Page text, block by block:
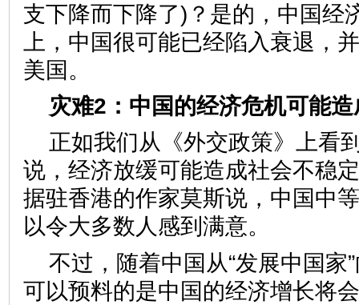
支下降而下降了)？是的，中国经
上，中国很可能已经陷入衰退，
美国。
灾难2：中国的经济危机可能
正如我们从《外交政策》上看
说，经济放缓可能造成社会不稳
据驻香港的作家莫斯说，中国中
以令大多数人感到满意。
不过，随着中国从“发展中国家
可以预料的是中国的经济增长将